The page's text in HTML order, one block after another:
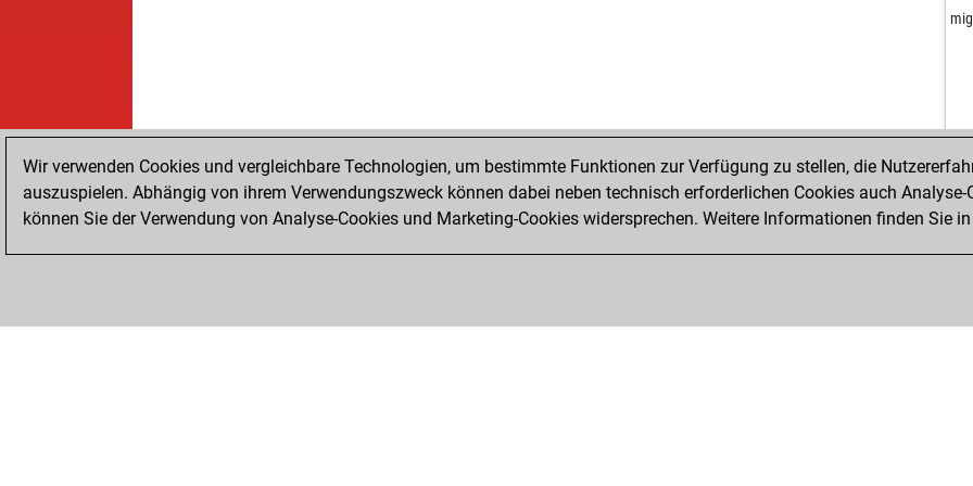
jpo
Wir verwenden Cookies und vergleichbare Technologien, um bestimmte Funktionen zur Verfügung zu stellen, die
auszuspielen. Abhängig von ihrem Verwendungszweck können dabei neben technisch erforderlichen Cookies auch
können Sie der Verwendung von Analyse-Cookies und Marketing-Cookies widersprechen. Weitere Informationen finden Sie